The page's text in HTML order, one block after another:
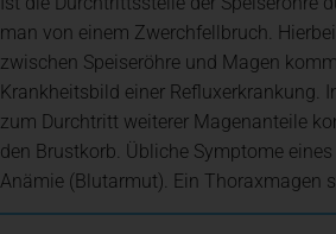
Klinik für Frauenheilkunde,
Innere Medizin
Ihre Entlassung
man von einem Zwerchfellbruch.
zwischen Speiseröhre und Magen
Krankheitsbild einer Refluxerkrankung.
zum Durchtritt weiterer Magenanteile
den Brustkorb. Übliche Symptome
Anämie (Blutarmut). Ein Thoraxmagen